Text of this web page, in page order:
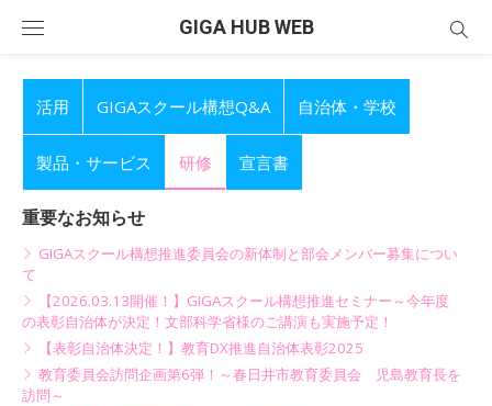
GIGA HUB WEB
活用 GIGAスクール構想Q&A 自治体・学校
製品・サービス 研修 宣言書
重要なお知らせ
GIGAスクール構想推進委員会の新体制と部会メンバー募集につい
て
【2026.03.13開催！】GIGAスクール構想推進セミナー～今年度
の表彰自治体が決定！文部科学省様のご講演も実施予定！
【表彰自治体決定！】教育DX推進自治体表彰2025
教育委員会訪問企画第6弾！～春日井市教育委員会 児島教育長を
訪問～